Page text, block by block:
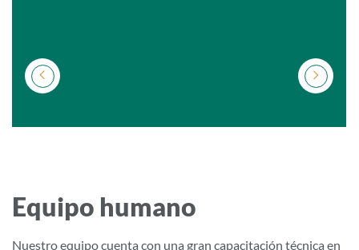
Equipo humano
Nuestro equipo cuenta con una gran capacitación técnica en